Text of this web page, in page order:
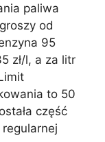
paliwa
od
95
zł/l, a za litr
to 50
część